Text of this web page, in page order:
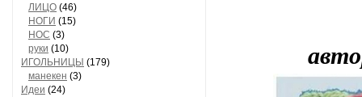
ЛИЦО (46)
НОГИ (15)
НОС (3)
руки (10)
ИГОЛЬНИЦЫ (179)
манекен (3)
Идеи (24)